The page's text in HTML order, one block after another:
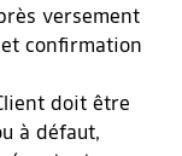
versement
confirmation
doit être
à défaut,